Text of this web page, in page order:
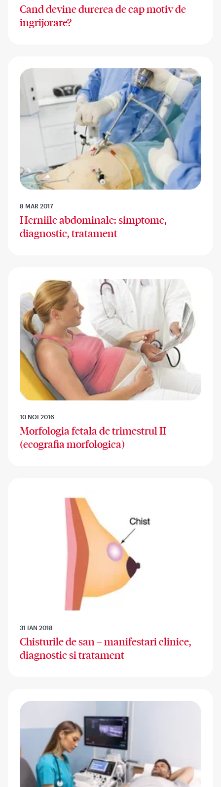
Cand devine durerea de cap motiv de
ingrijorare?
8 MAR 2017
Herniile abdominale: simptome,
diagnostic, tratament
10 NOI 2016
Morfologia fetala de trimestrul II
(ecografia morfologica)
31 IAN 2018
Chisturile de san – manifestari clinice,
diagnostic si tratament